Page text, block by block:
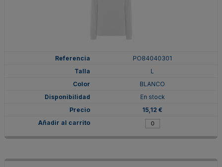
PO84040301
L
BLANCO
En stock
15,12 €